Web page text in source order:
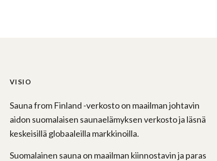
VISIO
Sauna from Finland -verkosto on maailman johtavin
aidon suomalaisen saunaelämyksen verkosto ja läsnä
keskeisillä globaaleilla markkinoilla.
Suomalainen sauna on maailman kiinnostavin ja paras